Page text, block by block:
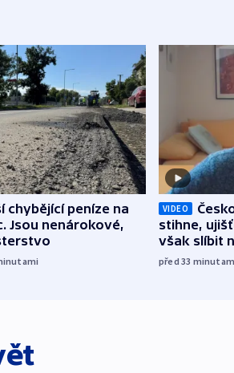
chybějící peníze na
Jsou nenárokové,
VIDEO
stihne,
však slíbit
před 33